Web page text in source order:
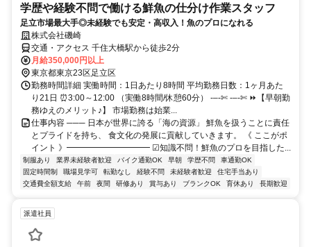
学歴や経験不問で働ける鮮魚の仕分け作業スタッフ
足立市場最大手◎未経験でも安定・高収入！魚のプロになれる
株式会社磯崎
交通・アクセス 千住大橋駅から徒歩2分
月給350,000円以上
東京都東京23区足立区
勤務時間詳細 実働時間：1日あたり8時間 平均勤務日数：1ヶ月あた
り21日 ⏰3:00～12:00 （実働8時間/休憩60分） -–-✄ -–-✄ ⏩【早朝勤
務ゆえのメリット♪】 市場勤務は始業...
仕事内容 ─── 日本が世界に誇る「海の資源」 鮮魚を扱うことに責任
とプライドを持ち、 食文化の発展に貢献していきます。 《 ここがポ
イント 》━━━━━━━━━━ ☑知識不問！鮮魚のプロを目指した...
制服あり 業界未経験者歓迎 バイク通勤OK 早朝 学歴不問
車通勤OK
固定時間制
職場見学可 転勤なし 経験不問 未経験者歓迎
住宅手当あり
交通費全額支給
午前 夜間 研修あり 賞与あり ブランクOK 育休あり 長期歓迎
派遣社員